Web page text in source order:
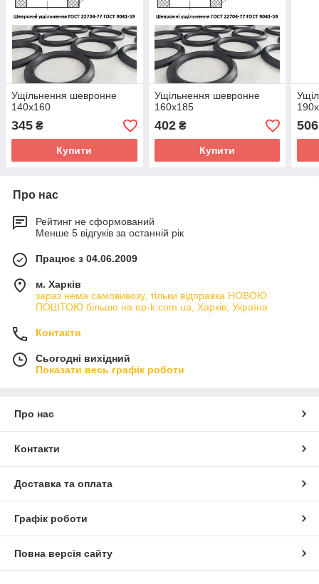
Ущільнення шевронне
140х160
345 ₴
Купити
Ущільнення шевронне
160х185
402₴
Купити
506
Про нас
Рейтинг не сформований
Менше 5 відгуків за останній рік
Працює з 04.06.2009
м. Харків
зараз нема самовивозу, тільки відправка НОВОЮ
ПОШТОЮ більше на ep-k.com.ua, Харків, Україна
Контакти
Сьогодні вихідний
Показати весь графік роботи
Про нас
Контакти
Доставка та оплата
Графік роботи
Повна версія сайту